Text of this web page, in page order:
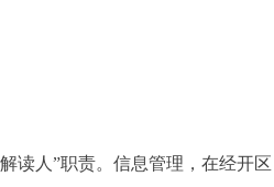
读人”职责。信息管理，在经开区